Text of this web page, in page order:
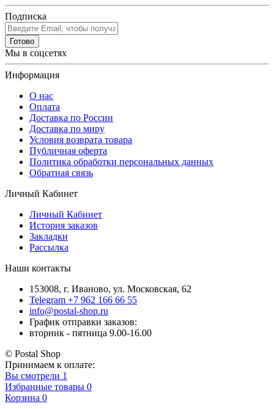
Подписка
Готово
Мы в соцсетях
Информация
О нас
Оплата
Доставка по России
Доставка по миру
Условия возврата товара
Публичная оферта
Политика обработки персональных данных
Обратная связь
Личный Кабинет
Личный Кабинет
История заказов
Закладки
Рассылка
Наши контакты
153008, г. Иваново, ул. Московская, 62
Telegram +7 962 166 66 55
info@postal-shop.ru
График отправки заказов:
вторник - пятница 9.00-16.00
© Postal Shop
Принимаем к оплате:
Вы смотрели 1
Избранные товары 0
Корзина 0